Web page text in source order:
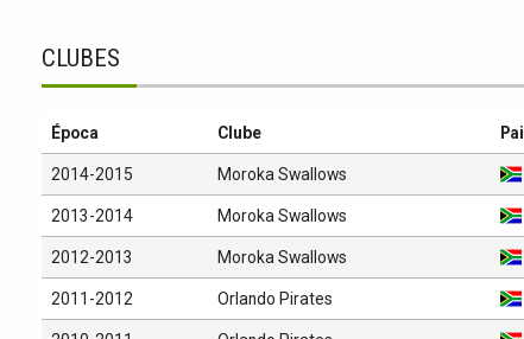
CLUBES
Época Clube
2014-2015 Moroka Swallows
2013-2014 Moroka Swallows
2012-2013 Moroka Swallows
2011-2012 Orlando Pirates